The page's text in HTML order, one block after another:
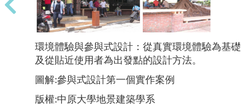
理則思維：引導學生觀察空間、實體物件並配合
實際操作各種材質，以了解建築材料、構造與結
構行為，進而學習繪製可以實踐的設計圖。
圖解:本系學生設計作品
環境體驗與參與式設計：從真實環境體驗為基礎
及從貼近使用者為出發點的設計方法。
圖解:參與式設計第一個實作案例
版權:中原大學地景建築學系